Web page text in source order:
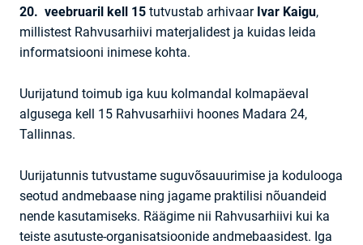
20. veebruaril kell 15 tutvustab arhivaar Ivar Kaigu,
millistest Rahvusarhiivi materjalidest ja kuidas leida
informatsiooni inimese kohta.
Uurijatund toimub iga kuu kolmandal kolmapäeval
algusega kell 15 Rahvusarhiivi hoones Madara 24,
Tallinnas.
Uurijatunnis tutvustame suguvõsauurimise ja kodulooga
seotud andmebaase ning jagame praktilisi nõuandeid
nende kasutamiseks. Räägime nii Rahvusarhiivi kui ka
teiste asutuste-organisatsioonide andmebaasidest. Iga